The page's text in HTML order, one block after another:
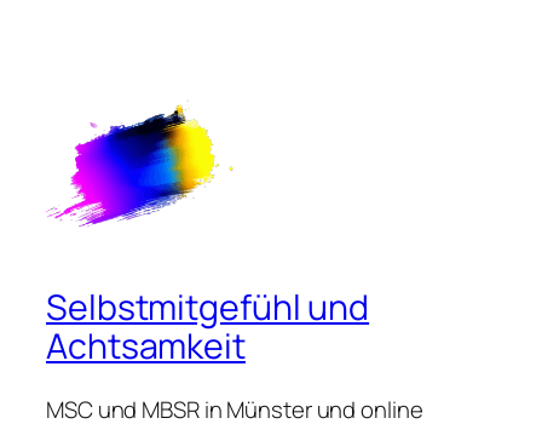
Selbstmitgefühl und
Achtsamkeit
MSC und MBSR in Münster und online